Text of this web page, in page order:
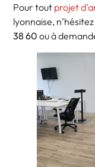
Pour tout projet
lyonnaise,
38 60 ou à